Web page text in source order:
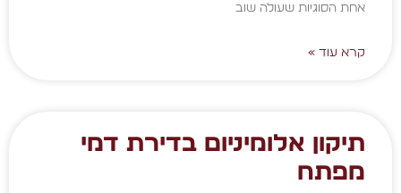
אחת הסוגיות שעולה שוב
קרא עוד »
תיקון אלומיניום בדירת דמי
מפתח